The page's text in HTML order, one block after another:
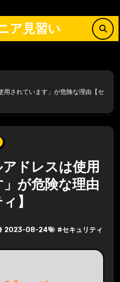
ア見習い
用されています」が危険な理由【セ
アドレスは使用
が危険な理由
】
2023-08-24 #セキュリティ